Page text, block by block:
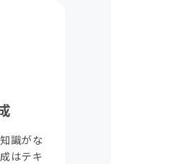
識がな
はテキ